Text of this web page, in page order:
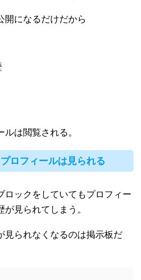
開になるだけだから
は閲覧される。
ロフィールは見られる
ロックをしていてもプロフィー
見られてしまう。
見られなくなるのは掲示板だ